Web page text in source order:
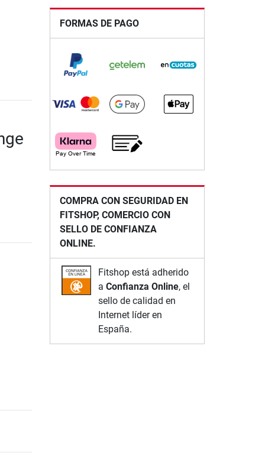
FORMAS DE PAGO
COMPRA CON SEGURIDAD EN
FITSHOP, COMERCIO CON
SELLO DE CONFIANZA
ONLINE.
Fitshop está adherido
a Confianza Online, el
sello de calidad en
Internet líder en
España.